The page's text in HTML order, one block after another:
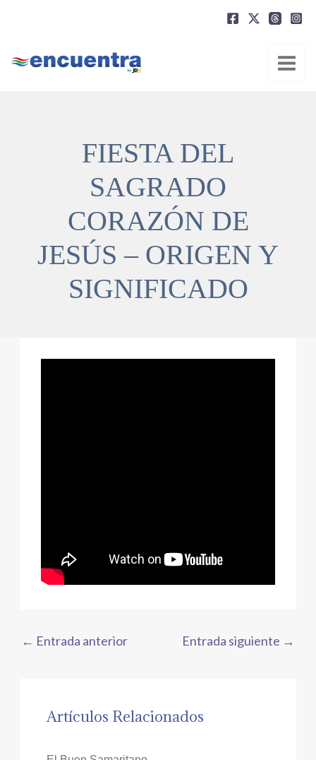
FIESTA DEL
SAGRADO
CORAZÓN DE
JESÚS – ORIGEN Y
SIGNIFICADO
← Entrada anterior Entrada siguiente →
Artículos Relacionados